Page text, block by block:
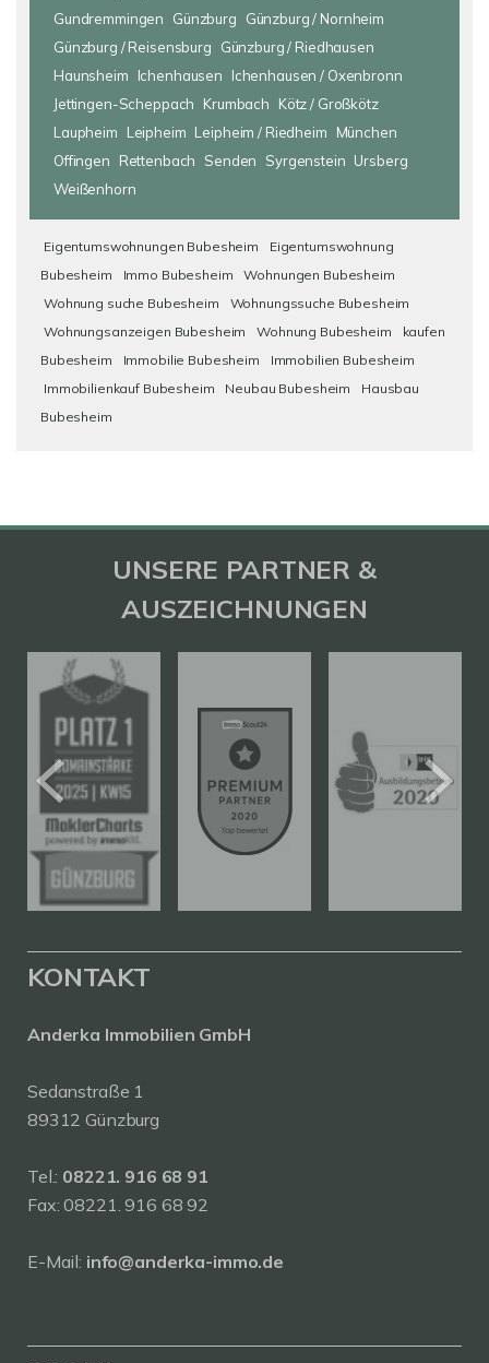
Gundremmingen
Günzburg
Günzburg / Nornheim
Günzburg / Reisensburg
Günzburg / Riedhausen
Haunsheim
Ichenhausen
Ichenhausen / Oxenbronn
Jettingen-Scheppach
Krumbach
Kötz / Großkötz
Laupheim
Leipheim Leipheim / Riedheim
München
Offingen
Rettenbach Senden Syrgenstein Ursberg
Weißenhorn
Eigentumswohnungen Bubesheim
Eigentumswohnung
Bubesheim
Immo Bubesheim
Wohnungen Bubesheim
Wohnung suche Bubesheim
Wohnungssuche Bubesheim
Wohnungsanzeigen Bubesheim
Wohnung Bubesheim
kaufen
Bubesheim
Immobilie Bubesheim
Immobilien Bubesheim
Immobilienkauf Bubesheim
Neubau Bubesheim
Hausbau
Bubesheim
UNSERE PARTNER &
AUSZEICHNUNGEN
KONTAKT
Anderka Immobilien GmbH
Sedanstraße 1
89312 Günzburg
Tel.: 08221. 916 68 91
Fax: 08221. 916 68 92
E-Mail: info@anderka-immo.de